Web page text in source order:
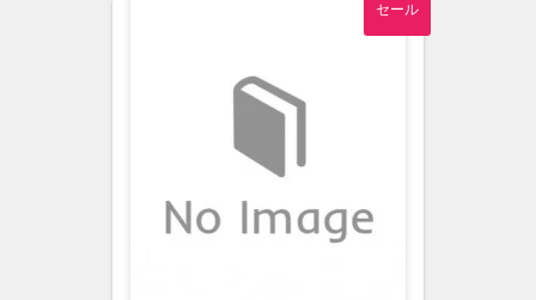
セール